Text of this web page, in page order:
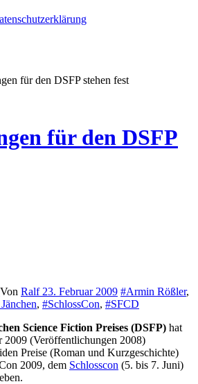
für den DSFP stehen fest
für den DSFP
Von Ralf 23. Februar 2009 #Armin Rößler,
, #SchlossCon, #SFCD
Science Fiction Preises (DSFP) hat
2009 (Veröffentlichungen 2008)
Preise (Roman und Kurzgeschichte)
2009, dem Schlosscon (5. bis 7. Juni)